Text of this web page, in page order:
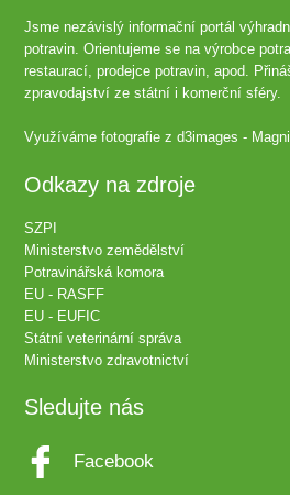
Jsme nezávislý informační portál
potravin. Orientujeme se na výrobce
restaurací, prodejce potravin, apod.
zpravodajství ze státní i komerční sféry.
Využíváme fotografie zd3images -
Odkazy na zdroje
SZPI
Ministerstvo zemědělství
Potravinářská komora
EU - RASFF
EU - EUFIC
Státní veterinární správa
Ministerstvo zdravotnictví
Sledujte nás
Facebook